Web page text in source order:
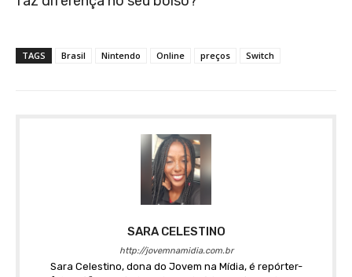
TAGS Brasil Nintendo Online preços Switch
SARA CELESTINO
http://jovemnamidia.com.br
Sara Celestino, dona do Jovem na Mídia, é repórter-